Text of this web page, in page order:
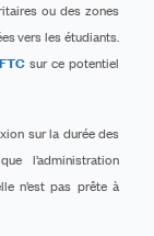
ou des zones
vers les étudiants.
sur ce potentiel
sur la durée des
l’administration
n’est pas prête à